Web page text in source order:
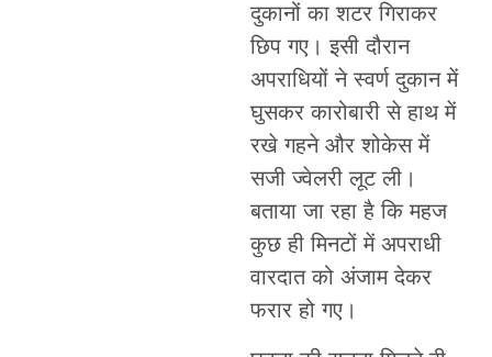
दुकानों का शटर गिराकर
छिप गए। इसी दौरान
अपराधियों ने स्वर्ण दुकान में
घुसकर कारोबारी से हाथ में
रखे गहने और शोकेस में
सजी ज्वेलरी लूट ली।
बताया जा रहा है कि महज
कुछ ही मिनटों में अपराधी
वारदात को अंजाम देकर
फरार हो गए।